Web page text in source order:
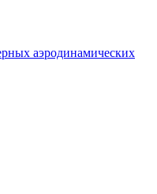
аэродинамических